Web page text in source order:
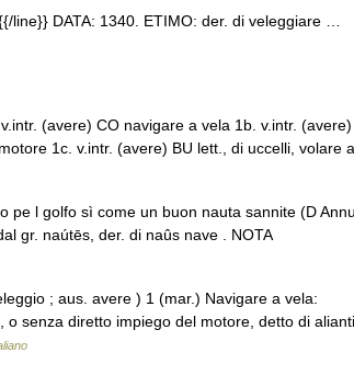
line}} DATA: 1340. ETIMO: der. di veleggiare …
(avere) CO navigare a vela 1b. v.intr.
1c. v.intr. (avere) BU lett., di uccelli, volare
l golfo sì come un buon nauta sannite (D
gr. naútēs, der. di naûs nave . NOTA
; aus. avere ) 1 (mar.) Navigare a vela:
senza diretto impiego del motore, detto di